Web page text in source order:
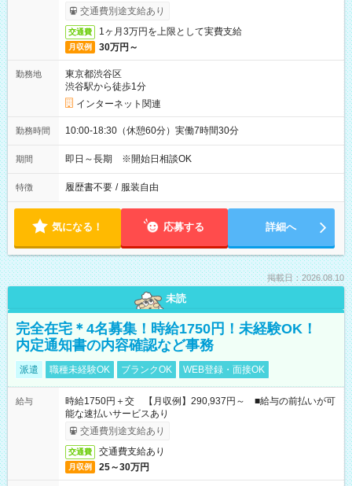
受取りサービス利用可（利用条件有）
交通費別途支給あり
交通費 1ヶ月3万円を上限として実費支給
月収例 30万円～
勤務地
東京都渋谷区
渋谷駅から徒歩1分
インターネット関連
勤務時間 10:00-18:30（休憩60分）実働7時間30分
期間 即日～長期 ※開始日相談OK
特徴 履歴書不要 / 服装自由
気になる！ 応募する 詳細へ
掲載日：2026.08.10
未読
完全在宅＊4名募集！時給1750円！未経験OK！
内定通知書の内容確認など事務
派遣 職種未経験OK ブランクOK WEB登録・面接OK
給与
時給1750円＋交 【月収例】290,937円～ ■給与の前払いが可
能な速払いサービスあり
交通費別途支給あり
交通費 交通費支給あり
月収例 25～30万円